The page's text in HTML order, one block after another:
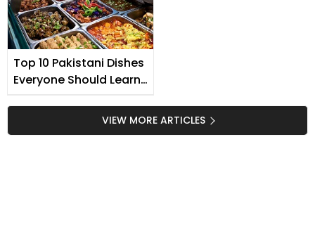
Top 10 Pakistani Dishes
Everyone Should Learn
VIEW MORE ARTICLES